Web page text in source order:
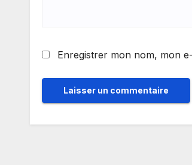
Enregistrer mon nom, mon